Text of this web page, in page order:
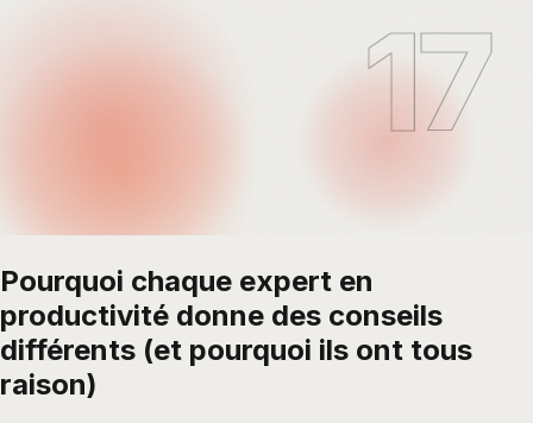
17
Pourquoi chaque expert en
productivité donne des conseils
différents (et pourquoi ils ont tous
raison)